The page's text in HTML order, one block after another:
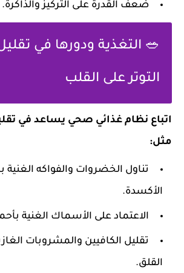
ضعف القدرة على التركيز والذاكرة.
🥗 التغذية ودورها في تقليل
التوتر على القلب
اتباع نظام غذائي صحي يساعد في تقليل
مثل:
تناول الخضروات والفواكه
الأكسدة.
الاعتماد على الأسماك الغنية
تقليل الكافيين والمشروبات
القلق.